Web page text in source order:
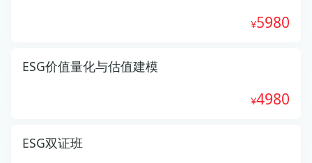
5980
ESG价值量化与估值建模
4980
ESG双证班